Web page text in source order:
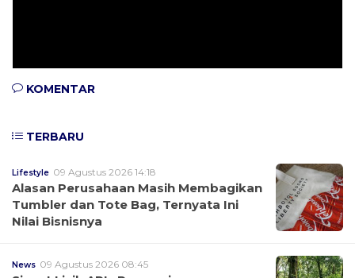
KOMENTAR
TERBARU
Lifestyle 09 Agustus 2026 14:18
Alasan Perusahaan Masih Membagikan
Tumbler dan Tote Bag, Ternyata Ini
Nilai Bisnisnya
News 09 Agustus 2026 08:45